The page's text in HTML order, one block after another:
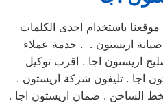
باستخدام احدى الكلمات
صيانة اريستون . . خدمة عملاء
اريستون اجا . اقرب توكيل
اجا . تليفون شركة اريستون .
الساخن . ضمان اريستون اجا .